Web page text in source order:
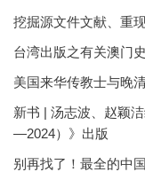
挖掘源文件文献、重
台湾出版之有关澳门
美国来华传教士与晚
新书 | 汤志波、赵颖
—2024）》出版
别再找了！最全的中